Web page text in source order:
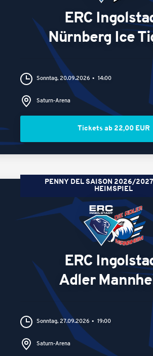
ERC
Nürnberg Ice
Sonntag, 20.09.2026 14:00
Saturn-Arena
Tickets ab 22,00 EUR
PENNY DEL SAISON 2026/2027
HEIMSPIEL
ERC
Adler
Sonntag, 27.09.2026 19:00
Saturn-Arena